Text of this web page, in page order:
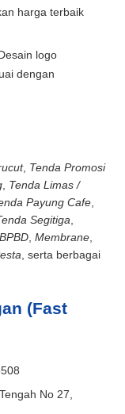
harga terbaik
logo
dengan
, Tenda Promosi
Tenda Limas /
Payung Cafe
Segitiga
Membrane
, serta berbagai
(Fast
No 27,